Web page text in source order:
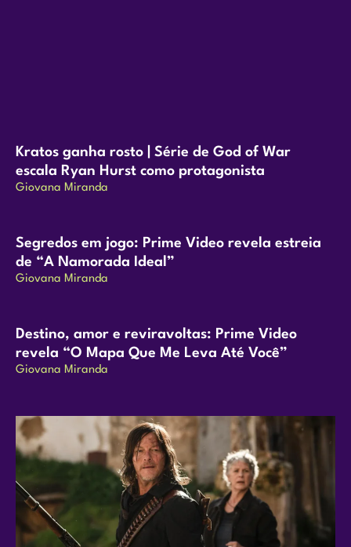
Kratos ganha rosto | Série de God of War
escala Ryan Hurst como protagonista
Giovana Miranda
Segredos em jogo: Prime Video revela estreia
de “A Namorada Ideal”
Giovana Miranda
Destino, amor e reviravoltas: Prime Video
revela “O Mapa Que Me Leva Até Você”
Giovana Miranda